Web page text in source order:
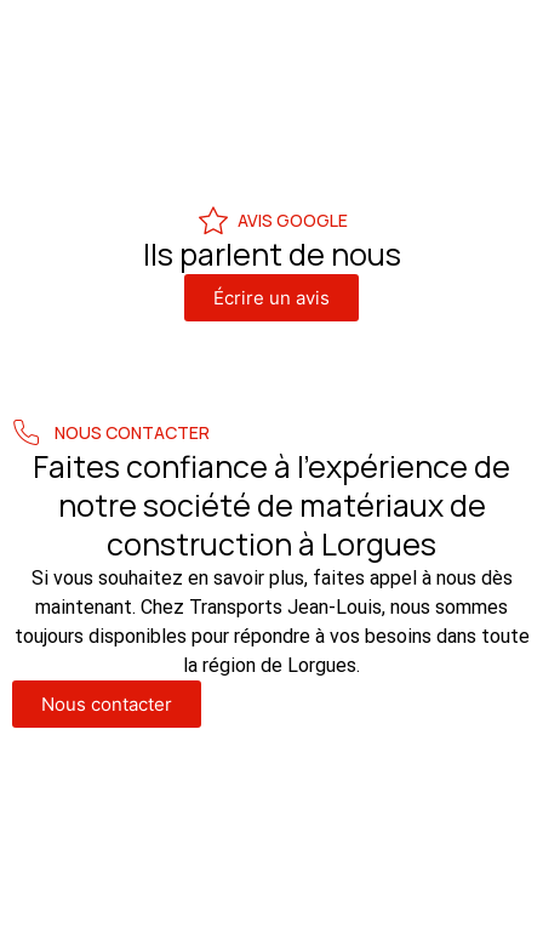
AVIS GOOGLE
Ils parlent de nous
Écrire un avis
NOUS CONTACTER
Faites confiance à l’expérience de
notre société de matériaux de
construction à Lorgues
Si vous souhaitez en savoir plus, faites appel à nous dès
maintenant. Chez Transports Jean-Louis, nous sommes
toujours disponibles pour répondre à vos besoins dans toute
la région de Lorgues.
Nous contacter